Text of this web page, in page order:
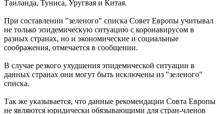
Таиланда, Туниса, Уругвая и Китая.
При составлении "зеленого" списка Совет Европы учитывал
не только эпидемическую ситуацию с коронавирусом в
разных странах, но и экономические и социальные
соображения, отмечается в сообщении.
В случае резкого ухудшения эпидемической ситуации в
данных странах они могут быть исключены из "зеленого"
списка.
Так же указывается, что данные рекомендации Совта Европы
не являются юридически обязывающими для стран-членов